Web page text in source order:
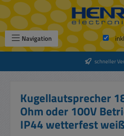
Zum Hauptinhalt springen
Navigation
schneller
Kugellautsprecher
Ohm oder 100V
IP44 wetterfest